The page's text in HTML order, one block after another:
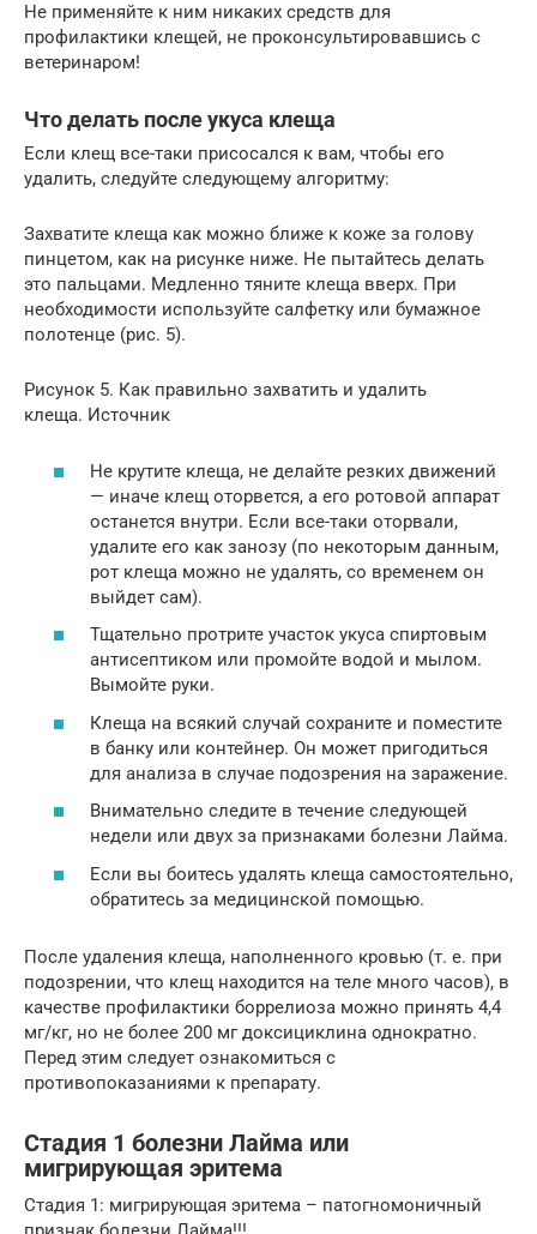
Не применяйте к ним никаких средств для
профилактики клещей, не проконсультировавшись с
ветеринаром!
Что делать после укуса клеща
Если клещ все-таки присосался к вам, чтобы его
удалить, следуйте следующему алгоритму:
Захватите клеща как можно ближе к коже за голову
пинцетом, как на рисунке ниже. Не пытайтесь делать
это пальцами. Медленно тяните клеща вверх. При
необходимости используйте салфетку или бумажное
полотенце (рис. 5).
Рисунок 5. Как правильно захватить и удалить
клеща. Источник
Не крутите клеща, не делайте резких движений
— иначе клещ оторвется, а его ротовой аппарат
останется внутри. Если все-таки оторвали,
удалите его как занозу (по некоторым данным,
рот клеща можно не удалять, со временем он
выйдет сам).
Тщательно протрите участок укуса спиртовым
антисептиком или промойте водой и мылом.
Вымойте руки.
Клеща на всякий случай сохраните и поместите
в банку или контейнер. Он может пригодиться
для анализа в случае подозрения на заражение.
Внимательно следите в течение следующей
недели или двух за признаками болезни Лайма.
Если вы боитесь удалять клеща самостоятельно,
обратитесь за медицинской помощью.
После удаления клеща, наполненного кровью (т. е. при
подозрении, что клещ находится на теле много часов), в
качестве профилактики боррелиоза можно принять 4,4
мг/кг, но не более 200 мг доксициклина однократно.
Перед этим следует ознакомиться с
противопоказаниями к препарату.
Стадия 1 болезни Лайма или
мигрирующая эритема
Стадия 1: мигрирующая эритема – патогномоничный